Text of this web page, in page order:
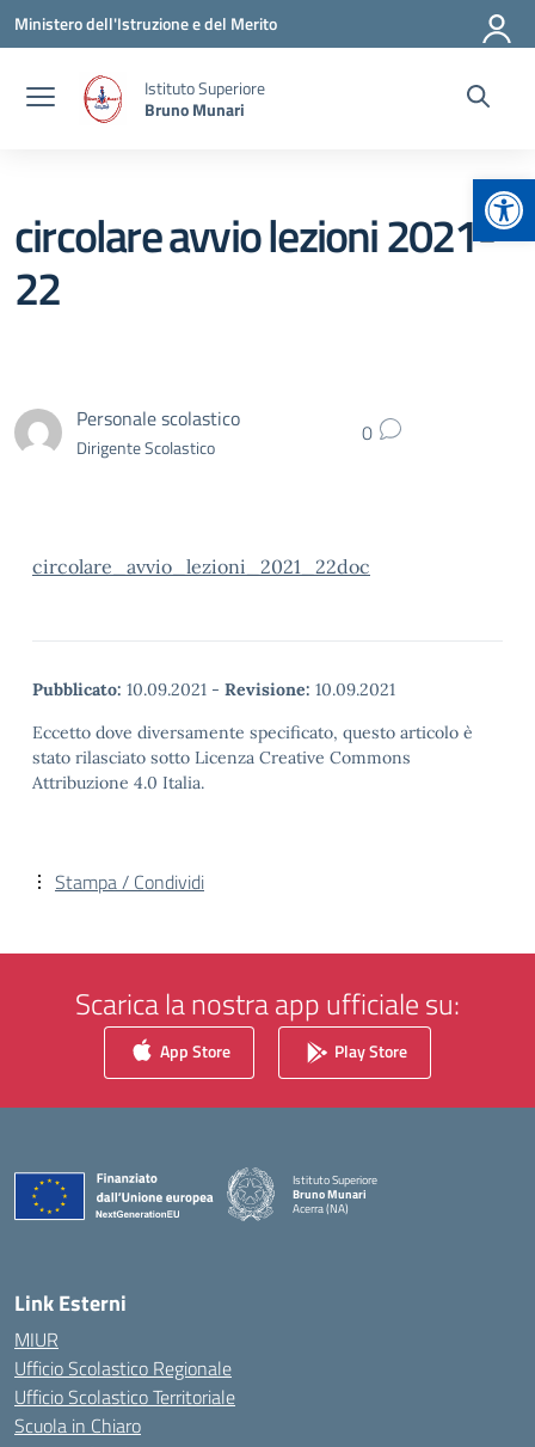
Vai ai contenuti
Vai al menu di navigazione
Vai al footer
Ministero dell'Istruzione e del Merito
Istituto Superiore
Bruno Munari
circolare avvio lezioni 2021-
22
Personale scolastico
Dirigente Scolastico 0
circolare_avvio_lezioni_2021_22doc
Pubblicato: 10.09.2021 - Revisione: 10.09.2021
Eccetto dove diversamente specificato, questo articolo è
stato rilasciato sotto Licenza Creative Commons
Attribuzione 4.0 Italia.
Stampa / Condividi
Scarica la nostra app ufficiale su:
App Store Play Store
Istituto Superiore
Bruno Munari
Acerra (NA)
Link Esterni
MIUR
Ufficio Scolastico Regionale
Ufficio Scolastico Territoriale
Scuola in Chiaro